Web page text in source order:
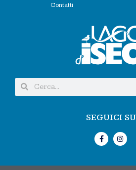
Contatti
SEGUICI SU